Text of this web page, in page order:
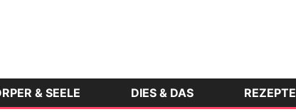
& SEELE DIES & DAS REZEPTE